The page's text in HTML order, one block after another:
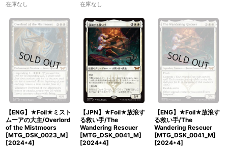
在庫なし 在庫なし
【ENG】★Foil★ミスト
ムーアの大主/Overlord
of the Mistmoors
[MTG_DSK_0023_M]
[2024*4]
【JPN】★Foil★放浪す
る救い手/The
Wandering Rescuer
[MTG_DSK_0041_M]
[2024*4]
【ENG】★Foil★放浪す
る救い手/The
Wandering Rescuer
[MTG_DSK_0041_M]
[2024*4]